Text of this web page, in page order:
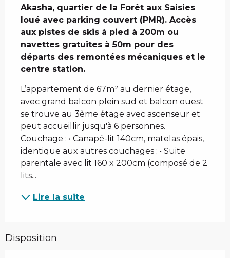
Akasha, quartier de la Forêt aux Saisies
loué avec parking couvert (PMR). Accès
aux pistes de skis à pied à 200m ou
navettes gratuites à 50m pour des
départs des remontées mécaniques et le
centre station.
L’appartement de 67m² au dernier étage,
avec grand balcon plein sud et balcon ouest
se trouve au 3ème étage avec ascenseur et
peut accueillir jusqu'à 6 personnes.
Couchage : • Canapé-lit 140cm, matelas épais,
identique aux autres couchages ; • Suite
parentale avec lit 160 x 200cm (composé de 2
lits...
Lire la suite
Disposition